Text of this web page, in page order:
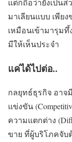
แต่ก็ถือว่ายังเป็น
มาเลียนแบบ เพีย
เหมือนเข้ามารุม
มีให้เห็นประจำ
แค่ได้ไปต่อ..
กลยุทธ์ธุรกิจ อาจ
แข่งขัน
ความแตกต่าง
ขาย ที่ผู้บริโภคจับ